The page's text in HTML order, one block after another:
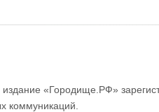
издание «Городище.РФ»
коммуникаций.